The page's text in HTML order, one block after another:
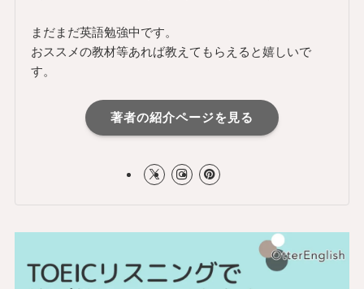
まだまだ英語勉強中です。
おススメの教材等あれば教えてもらえると嬉しいで
す。
著者の紹介ページを見る